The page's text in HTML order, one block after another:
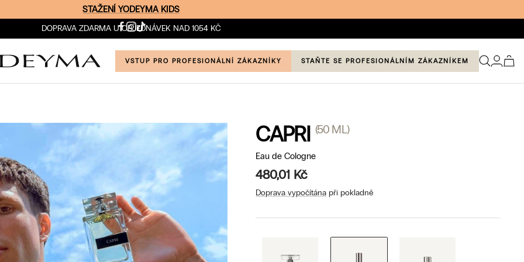
STAŽENÍ YODEYMA KIDS
DOPRAVA ZDARMA U OBJEDNÁVEK NAD 1054 KČ
VSTUP PRO PROFESIONÁLNÍ ZÁKAZNÍKY STAŇTE SE PROFESIONÁLNÍM ZÁKAZNÍKEM
CAPRI (50 ML)
Eau de Cologne
480,01 Kč
Doprava vypočítána při pokladně